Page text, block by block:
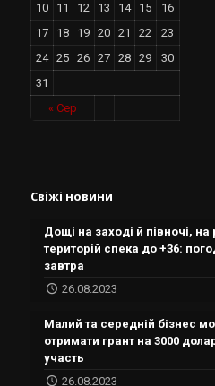
« Сер
10
11 12 13 14 15
16
17
18 19 20 21 22
23
24
25 26 27 28 29
30
31
Свіжі новини
Дощі на заході й півночі, на
територій спека до +36:
завтра
26.08.2023
Малий та середній бізнес
отримати грант на 3000
участь
26.08.2023